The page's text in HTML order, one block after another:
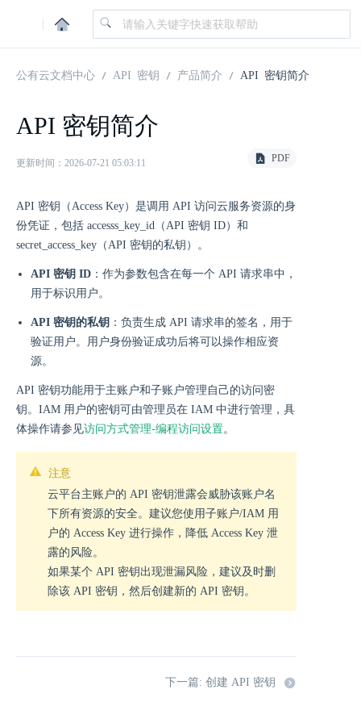
|
公有云文档中心 API 密钥 产品简介 API 密钥简介
API 密钥简介
更新时间：2026-07-21 05:03:11 PDF
API 密钥（Access Key）是调用 API 访问云服务资源的身
份凭证，包括 accesss_key_id（API 密钥 ID）和
secret_access_key（API 密钥的私钥）。
API 密钥 ID ：作为参数包含在每一个 API 请求串中，
用于标识用户。
API 密钥的私钥 ：负责生成 API 请求串的签名，用于
验证用户。用户身份验证成功后将可以操作相应资
源。
API 密钥功能用于主账户和子账户管理自己的访问密
钥。IAM 用户的密钥可由管理员在 IAM 中进行管理，具
体操作请参见访问方式管理-编程访问设置。
注意
云平台主账户的 API 密钥泄露会威胁该账户名
下所有资源的安全。建议您使用子账户/IAM 用
户的 Access Key 进行操作，降低 Access Key 泄
露的风险。
如果某个 API 密钥出现泄漏风险，建议及时删
除该 API 密钥，然后创建新的 API 密钥。
下一篇: 创建 API 密钥